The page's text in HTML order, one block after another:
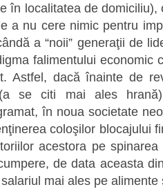
în localitatea de
a nu cere nimic pentru
a “noii” generaţii de
falimentului economic
Astfel, dacă înainte de
se citi mai ales
în noua societate
coloşilor blocajului
acestora pe spinarea
de data aceasta
mai ales pe alimente